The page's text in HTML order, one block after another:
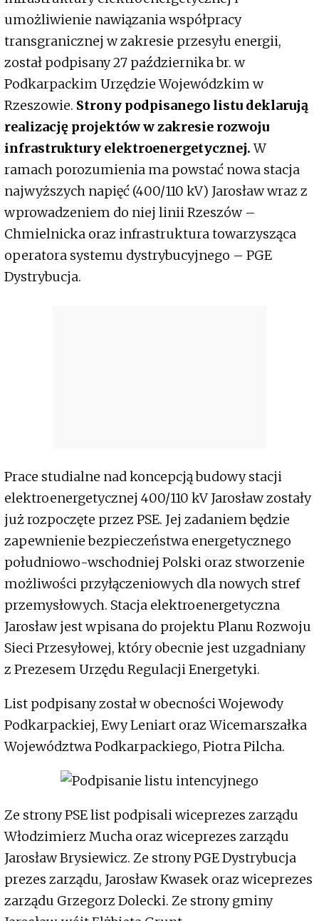
umożliwienie nawiązania współpracy
transgranicznej w zakresie przesyłu energii,
został podpisany 27 października br. w
Podkarpackim Urzędzie Wojewódzkim w
Rzeszowie. Strony podpisanego listu deklarują
realizację projektów w zakresie rozwoju
infrastruktury elektroenergetycznej.W
ramach porozumienia ma powstać nowa stacja
najwyższych napięć (400/110 kV) Jarosław wraz z
wprowadzeniem do niej linii Rzeszów –
Chmielnicka oraz infrastruktura towarzysząca
operatora systemu dystrybucyjnego – PGE
Dystrybucja.
Prace studialne nad koncepcją budowy stacji
elektroenergetycznej 400/110 kV Jarosław zostały
już rozpoczęte przez PSE. Jej zadaniem będzie
zapewnienie bezpieczeństwa energetycznego
południowo-wschodniej Polski oraz stworzenie
możliwości przyłączeniowych dla nowych stref
przemysłowych. Stacja elektroenergetyczna
Jarosław jest wpisana do projektu Planu Rozwoju
Sieci Przesyłowej, który obecnie jest uzgadniany
z Prezesem Urzędu Regulacji Energetyki.
List podpisany został w obecności Wojewody
Podkarpackiej, Ewy Leniart oraz Wicemarszałka
Województwa Podkarpackiego, Piotra Pilcha.
Ze strony PSE list podpisali wiceprezes zarządu
Włodzimierz Mucha oraz wiceprezes zarządu
Jarosław Brysiewicz. Ze strony PGE Dystrybucja
prezes zarządu, Jarosław Kwasek oraz wiceprezes
zarządu Grzegorz Dolecki. Ze strony gminy